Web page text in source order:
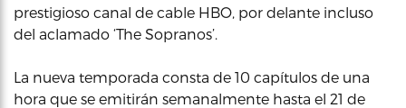
prestigioso canal de cable HBO, por delante incluso
del aclamado ‘The Sopranos’.
La nueva temporada consta de 10 capítulos de una
hora que se emitirán semanalmente hasta el 21 de